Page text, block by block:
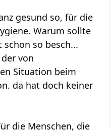
gesund so, für die
Warum sollte
so besch...
von
Situation beim
da hat doch keiner
die Menschen, die